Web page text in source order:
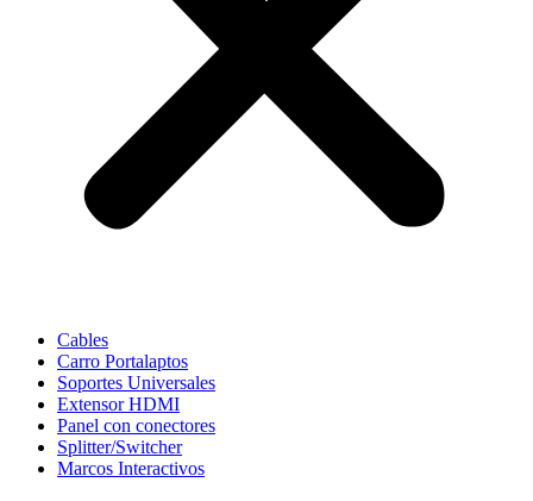
Cables
Carro Portalaptos
Soportes Universales
Extensor HDMI
Panel con conectores
Splitter/Switcher
Marcos Interactivos